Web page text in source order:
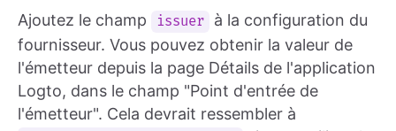
Ajoutez le champ issuer
à la configuration du
fournisseur. Vous pouvez obtenir la valeur de
l'émetteur depuis la page Détails de l'application
Logto, dans le champ "Point d'entrée de
l'émetteur". Cela devrait ressembler à